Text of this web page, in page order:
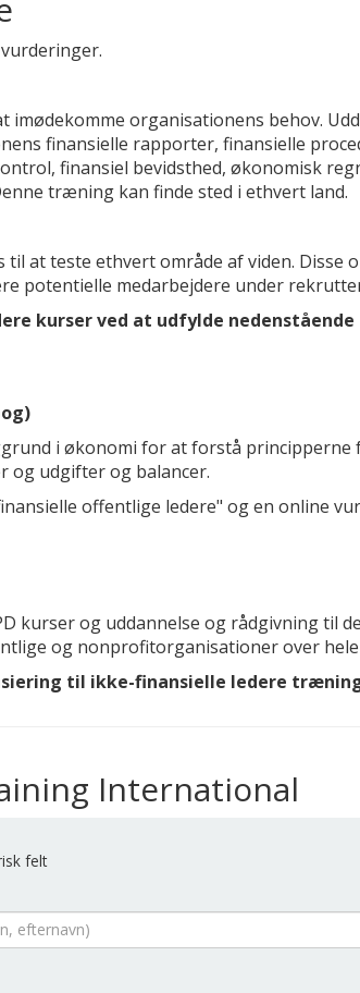
organisationens behov.
finansielle rapporter, finansielle
finansiel bevidsthed, økonomisk
træning kan finde sted i ethvert land.
at teste ethvert område af viden.
potentielle medarbejdere under
kurser ved at udfylde
i økonomi for at forstå
og udgifter og balancer.
offentlige ledere" og en online
kurser og uddannelse og rådgivning til
og nonprofitorganisationer over
til ikke-finansielle ledere
International
felt